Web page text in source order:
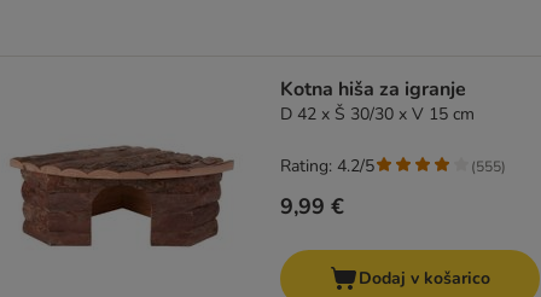
Kotna hiša za igranje
D 42 x Š 30/30 x V 15 cm
9,99 €
Rating: 4.2/5 (555)
Dodaj v košarico